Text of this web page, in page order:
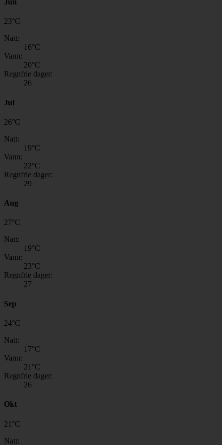
Jun
23°C
Natt:
16°C
Vann:
20°C
Regnfrie dager:
26
Jul
26°C
Natt:
19°C
Vann:
22°C
Regnfrie dager:
29
Aug
27°C
Natt:
19°C
Vann:
23°C
Regnfrie dager:
27
Sep
24°C
Natt:
17°C
Vann:
21 °C
Regnfrie dager:
26
Okt
21 °C
Natt: